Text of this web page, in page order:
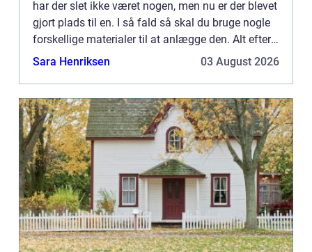
har der slet ikke været nogen, men nu er der blevet
gjort plads til en. I så fald så skal du bruge nogle
forskellige materialer til at anlægge den. Alt efter
hvilken type indkørsel du ønsker, får...
Sara Henriksen 03 August 2026